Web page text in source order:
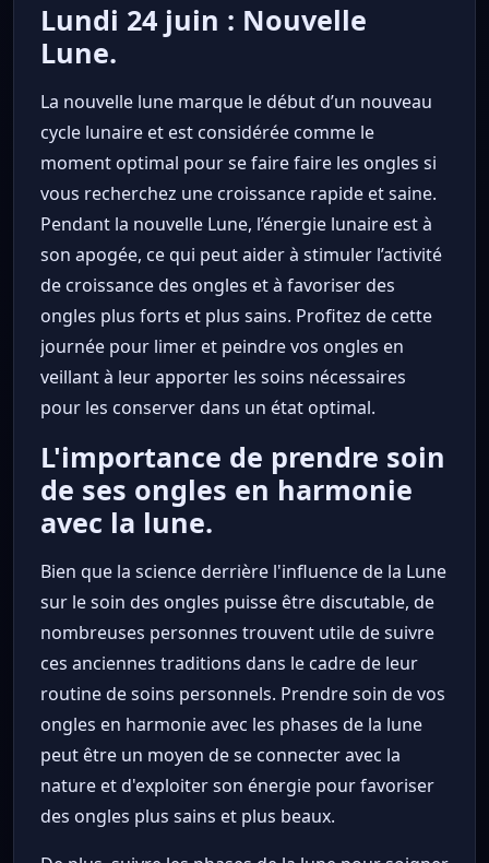
Lundi 24 juin : Nouvelle
Lune.
La nouvelle lune marque le début d’un nouveau
cycle lunaire et est considérée comme le
moment optimal pour se faire faire les ongles si
vous recherchez une croissance rapide et saine.
Pendant la nouvelle Lune, l’énergie lunaire est à
son apogée, ce qui peut aider à stimuler l’activité
de croissance des ongles et à favoriser des
ongles plus forts et plus sains. Profitez de cette
journée pour limer et peindre vos ongles en
veillant à leur apporter les soins nécessaires
pour les conserver dans un état optimal.
L'importance de prendre soin
de ses ongles en harmonie
avec la lune.
Bien que la science derrière l'influence de la Lune
sur le soin des ongles puisse être discutable, de
nombreuses personnes trouvent utile de suivre
ces anciennes traditions dans le cadre de leur
routine de soins personnels. Prendre soin de vos
ongles en harmonie avec les phases de la lune
peut être un moyen de se connecter avec la
nature et d'exploiter son énergie pour favoriser
des ongles plus sains et plus beaux.